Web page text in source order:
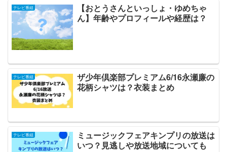
テレビ番組
【おとうさんといっしょ・ゆめちゃ
ん】年齢やプロフィールや経歴は？
テレビ番組
ザ少年倶楽部プレミアム6/16永瀬廉の
花柄シャツは？衣装まとめ
テレビ番組
ミュージックフェアキンプリの放送は
いつ？見逃しや放送地域についても